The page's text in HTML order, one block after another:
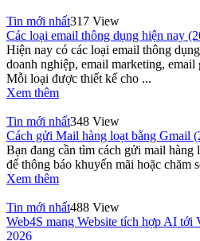
Tin mới nhất317 View
Các loại email thông dụng hiện nay
Hiện nay có các loại email thông
doanh nghiệp, email marketing,
Mỗi loại được thiết kế cho ...
Xem thêm
Tin mới nhất348 View
Cách gửi Mail hàng loạt bằng Gmail
Bạn đang cần tìm cách gửi mail
để thông báo khuyến mãi hoặc chăm
Xem thêm
Tin mới nhất488 View
Web4S mang Website tích hợp AI
2026